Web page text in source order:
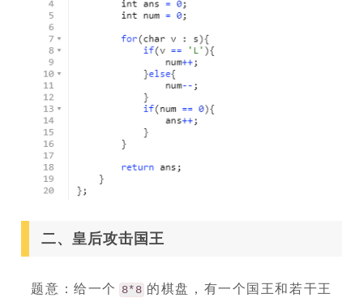
二、皇后攻击国王
题意：给一个 8*8 的棋盘，有一个国王和若干王